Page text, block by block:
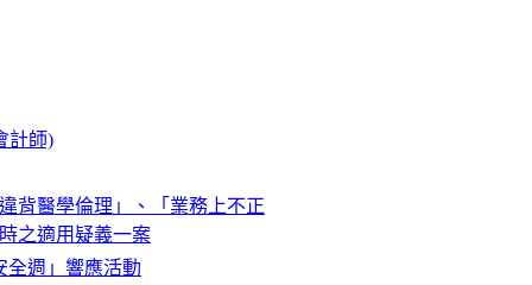
計師)
背醫學倫理」、「業務上不正
之適用疑義一案
全週」響應活動